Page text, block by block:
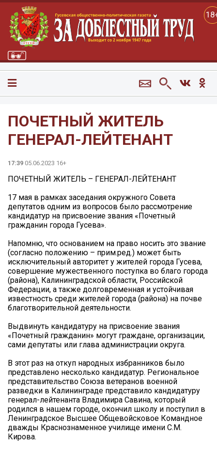
ПОЧЕТНЫЙ ЖИТЕЛЬ
ГЕНЕРАЛ-ЛЕЙТЕНАНТ
17:39 05.06.2023 16+
ПОЧЕТНЫЙ ЖИТЕЛЬ – ГЕНЕРАЛ-ЛЕЙТЕНАНТ
17 мая в рамках заседания окружного Совета
депутатов одним из вопросов было рассмотрение
кандидатур на присвоение звания «Почетный
гражданин города Гусева».
Напомню, что основанием на право носить это звание
(согласно положению – прим.ред.) может быть
исключительный авторитет у жителей города Гусева,
совершение мужественного поступка во благо города
(района), Калининградской области, Российской
Федерации, а также долговременная и устойчивая
известность среди жителей города (района) на почве
благотворительной деятельности.
Выдвинуть кандидатуру на присвоение звания
«Почетный гражданин» могут граждане, организации,
сами депутаты или глава администрации округа.
В этот раз на откуп народных избранников было
представлено несколько кандидатур. Региональное
представительство Союза ветеранов военной
разведки в Калининграде представило кандидатуру
генерал-лейтенанта Владимира Савина, который
родился в нашем городе, окончил школу и поступил в
Ленинградское Высшее Общевойсковое Командное
дважды Краснознаменное училище имени С.М.
Кирова.